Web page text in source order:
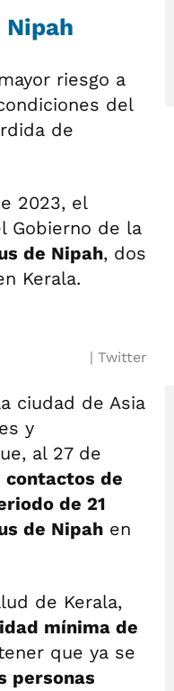
riesgo a
del
de
2023, el
Gobierno de la
de Nipah, dos
Kerala.
Twitter
ciudad de Asia
y
al 27 de
contactos de
de 21
de Nipah en
de Kerala,
mínima de
que ya se
personas